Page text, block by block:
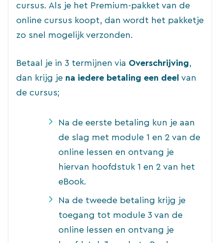
cursus. Als je het Premium-pakket van de
online cursus koopt, dan wordt het pakketje
zo snel mogelijk verzonden.
Betaal je in 3 termijnen via Overschrijving,
dan krijg je na iedere betaling een deel van
de cursus;
Na de eerste betaling kun je aan
de slag met module 1 en 2 van de
online lessen en ontvang je
hiervan hoofdstuk 1 en 2 van het
eBook.
Na de tweede betaling krijg je
toegang tot module 3 van de
online lessen en ontvang je